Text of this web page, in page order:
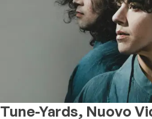
Tune-Yards, Nuovo